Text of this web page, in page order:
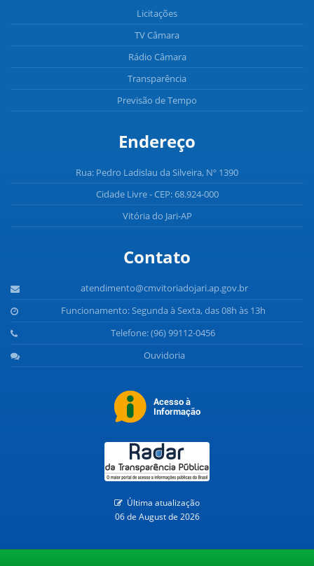
Licitações
TV Câmara
Rádio Câmara
Transparência
Previsão de Tempo
Endereço
Rua: Pedro Ladislau da Silveira, Nº 1390
Cidade Livre - CEP: 68.924-000
Vitória do Jari-AP
Contato
atendimento@cmvitoriadojari.ap.gov.br
Funcionamento: Segunda à Sexta, das 08h às 13h
Telefone: (96) 99112-0456
Ouvidoria
Última atualização
06 de August de 2026